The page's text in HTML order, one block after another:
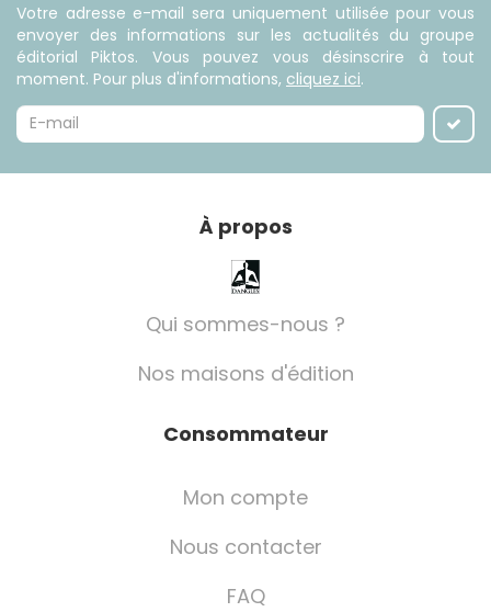
Votre adresse e-mail sera uniquement utilisée pour vous
envoyer des informations sur les actualités du groupe
éditorial Piktos. Vous pouvez vous désinscrire à tout
moment. Pour plus d'informations, cliquez ici.
À propos
Qui sommes-nous ?
Nos maisons d'édition
Consommateur
Mon compte
Nous contacter
FAQ